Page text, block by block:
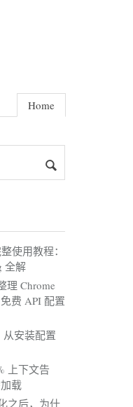
Home
使用教程：
全解
理 Chrome
费 API 配置
从安装配置
上下文告
载
之后，为什